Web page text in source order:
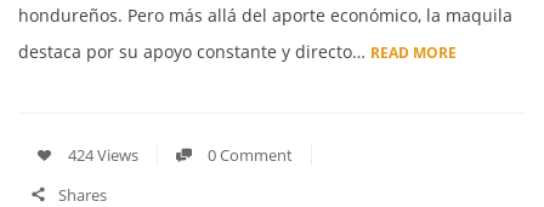
hondureños. Pero más allá del aporte económico, la maquila
destaca por su apoyo constante y directo… READ MORE
424 Views
0 Comment
Shares